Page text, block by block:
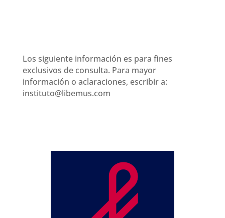
Los siguiente información es para fines
exclusivos de consulta. Para mayor
información o aclaraciones, escribir a:
instituto@libemus.com